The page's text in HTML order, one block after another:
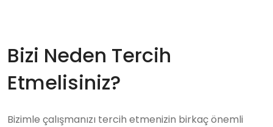
Bizi Neden Tercih
Etmelisiniz?
Bizimle çalışmanızı tercih etmenizin birkaç önemli